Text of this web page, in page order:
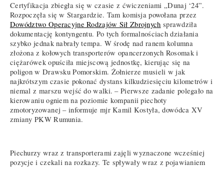
Certyfikacja zbiegła się w czasie z ćwiczeniami „Dunaj ‘24”.
Rozpoczęła się w Stargardzie. Tam komisja powołana przez
Dowództwo Operacyjne Rodzajów Sił Zbrojnych sprawdziła
dokumentację kontyngentu. Po tych formalnościach działania
szybko jednak nabrały tempa. W środę nad ranem kolumna
złożona z kołowych transporterów opancerzonych Rosomak i
ciężarówek opuściła miejscową jednostkę, kierując się na
poligon w Drawsku Pomorskim. Żołnierze musieli w jak
najkrótszym czasie pokonać dystans kilkudziesięciu kilometrów i
niemal z marszu wejść do walki. – Pierwsze zadanie polegało na
kierowaniu ogniem na poziomie kompanii piechoty
zmotoryzowanej – informuje mjr Kamil Kostyła, dowódca XV
zmiany PKW Rumunia.
Piechurzy wraz z transporterami zajęli wyznaczone wcześniej
pozycje i czekali na rozkazy. Te spływały wraz z pojawianiem